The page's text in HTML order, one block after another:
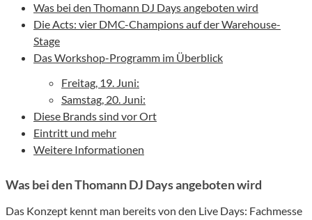
Was bei den Thomann DJ Days angeboten wird
Die Acts: vier DMC-Champions auf der Warehouse-
Stage
Das Workshop-Programm im Überblick
Freitag, 19. Juni:
Samstag, 20. Juni:
Diese Brands sind vor Ort
Eintritt und mehr
Weitere Informationen
Was bei den Thomann DJ Days angeboten wird
Das Konzept kennt man bereits von den Live Days: Fachmesse